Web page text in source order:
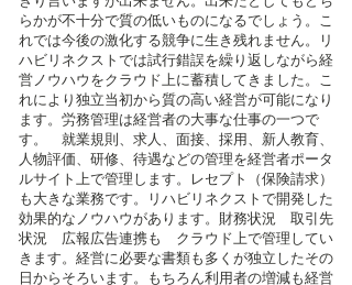
らかが不十分で質の低いものになるでしょう。こ
れでは今後の激化する競争に生き残れません。リ
ハビリネクストでは試行錯誤を繰り返しながら経
営ノウハウをクラウド上に蓄積してきました。こ
れにより独立当初から質の高い経営が可能になり
ます。労務管理は経営者の大事な仕事の一つで
す。 就業規則、求人、面接、採用、新人教育、
人物評価、研修、待遇などの管理を経営者ポータ
ルサイト上で管理します。レセプト（保険請求）
も大きな業務です。リハビリネクストで開発した
効果的なノウハウがあります。財務状況 取引先
状況 広報広告連携も クラウド上で管理してい
きます。経営に必要な書類も多くが独立したその
日からそろいます。もちろん利用者の増減も経営